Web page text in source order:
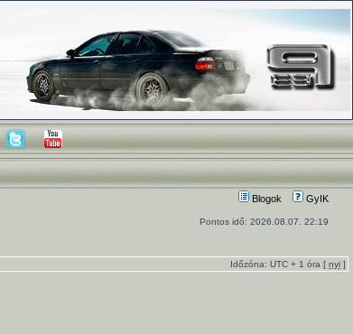
Blogok GyIK
Pontos idő: 2026.08.07. 22:19
Időzóna: UTC + 1 óra [ nyi ]